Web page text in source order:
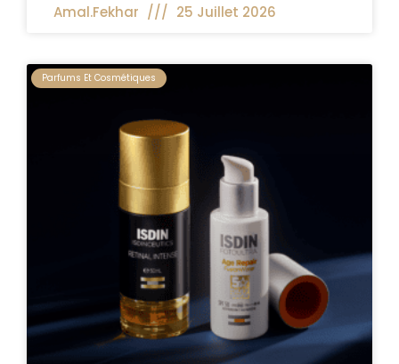
Amal.fekhar 25 Juillet 2026
Parfums Et Cosmétiques